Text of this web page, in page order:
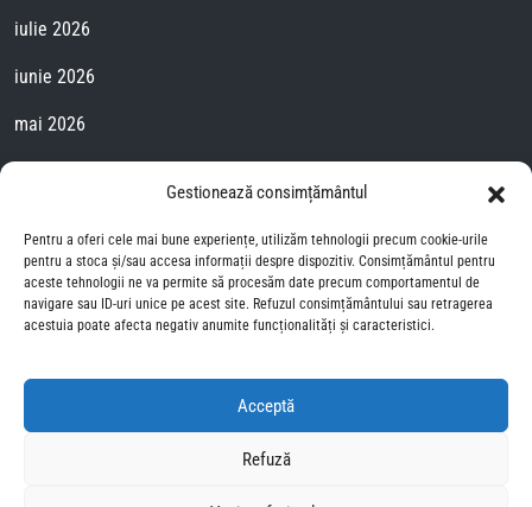
Gestionează consimțământul
Pentru a oferi cele mai bune experiențe, utilizăm tehnologii precum cookie-urile
pentru a stoca și/sau accesa informații despre dispozitiv. Consimțământul pentru
aceste tehnologii ne va permite să procesăm date precum comportamentul de
navigare sau ID-uri unice pe acest site. Refuzul consimțământului sau retragerea
acestuia poate afecta negativ anumite funcționalități și caracteristici.
Acceptă
Refuză
iulie 2026
iunie 2026
mai 2026
februarie 2026
ianuarie 2026